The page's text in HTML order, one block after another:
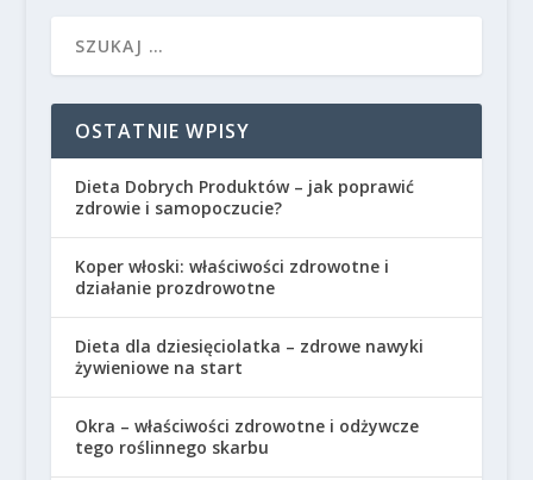
OSTATNIE WPISY
Dieta Dobrych Produktów – jak poprawić
zdrowie i samopoczucie?
Koper włoski: właściwości zdrowotne i
działanie prozdrowotne
Dieta dla dziesięciolatka – zdrowe nawyki
żywieniowe na start
Okra – właściwości zdrowotne i odżywcze
tego roślinnego skarbu